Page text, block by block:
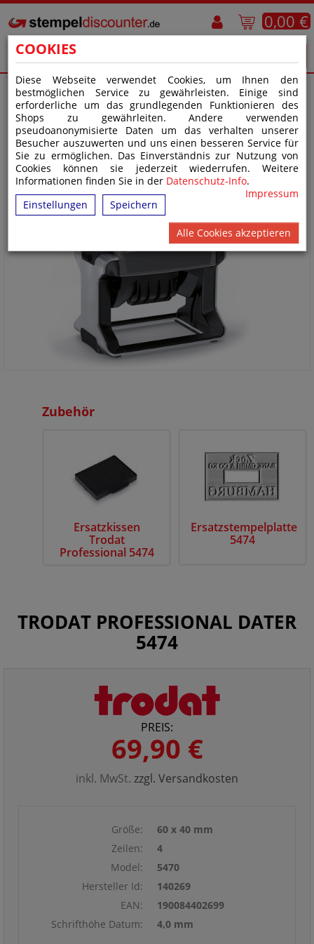
COOKIES
Diese Webseite verwendet Cookies, um Ihnen den
bestmöglichen Service zu gewährleisten. Einige sind
erforderliche um das grundlegenden Funktionieren des
Shops zu gewährleiten. Andere verwenden
pseudoanonymisierte Daten um das verhalten unserer
Besucher auszuwerten und uns einen besseren Service für
Sie zu ermöglichen. Das Einverständnis zur Nutzung von
Cookies können sie jederzeit wiederrufen. Weitere
Informationen finden Sie in der Datenschutz-Info.
Impressum
Einstellungen
Speichern
Alle Cookies akzeptieren
0,00 €
Zubehör
Ersatzkissen
Trodat
Professional 5474
Ersatzstempelplatte
5474
TRODAT PROFESSIONAL DATER
5474
PREIS:
69,90 €
inkl. MwSt. zzgl. Versandkosten
Größe:
60 x 40 mm
Zeilen:
4
Model:
5470
Hersteller Id:
140269
EAN:
190084402699
Schrifthöhe Datum:
4,0 mm